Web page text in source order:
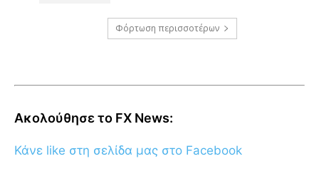
Φόρτωση περισσοτέρων
Ακολούθησε το FX News:
Κάνε like στη σελίδα μας στο Facebook